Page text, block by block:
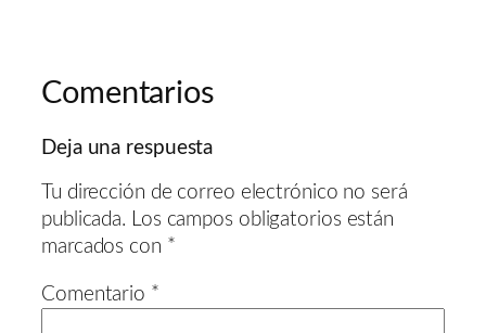
Comentarios
Deja una respuesta
Tu dirección de correo electrónico no será
publicada. Los campos obligatorios están
marcados con *
Comentario *